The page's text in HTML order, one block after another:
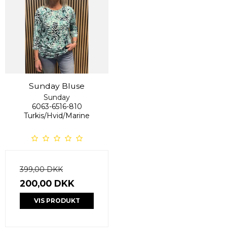
Sunday Bluse
Sunday
6063-6516-810
Turkis/Hvid/Marine
399,00 DKK
200,00 DKK
VIS PRODUKT